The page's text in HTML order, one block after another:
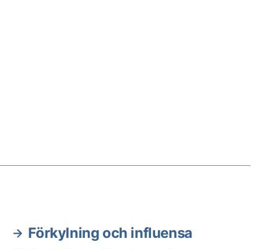
Förkylning och influensa